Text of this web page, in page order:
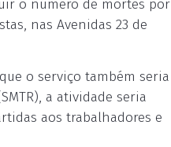
o número de mortes por
nas Avenidas 23 de
o serviço também seria
a atividade seria
aos trabalhadores e